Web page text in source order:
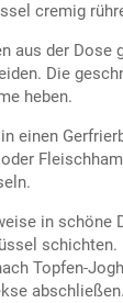
cremig
aus der Dose
Die
heben.
einen
in schöne
schichten.
Topfen-
abschließen.